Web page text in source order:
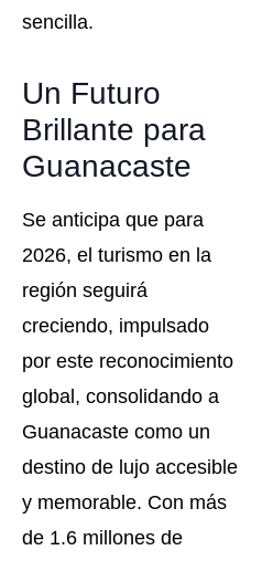
sencilla.
Un Futuro
Brillante para
Guanacaste
Se anticipa que para
2026, el turismo en la
región seguirá
creciendo, impulsado
por este reconocimiento
global, consolidando a
Guanacaste como un
destino de lujo accesible
y memorable. Con más
de 1.6 millones de